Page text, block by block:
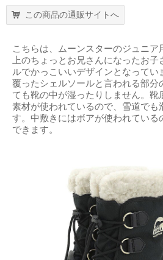
この商品の通販サイトへ
こちらは、ムーンスターのジュニア
上のちょっとお兄さんになったお子
ルでかっこいいデザインとなってい
覆ったシェルソールと言われる部分
ても靴の中が湿ったりしません。靴
素材が使われているので、雪道でも
す。中敷きにはボアが使われている
できます。